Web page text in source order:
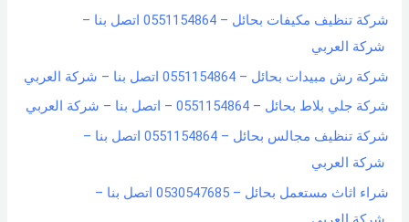
شركة تنظيف مكيفات بحائل – 0551154864 اتصل بنا –
شركة العربي
شركة رش مبيدات بحائل – 0551154864 اتصل بنا – شركة العربي
شركة جلي بلاط بحائل – 0551154864 – اتصل بنا – شركة العربي
شركة تنظيف مجالس بحائل – 0551154864 اتصل بنا –
شركة العربي
شراء اثاث مستعمل بحائل – 0530547685 اتصل بنا –